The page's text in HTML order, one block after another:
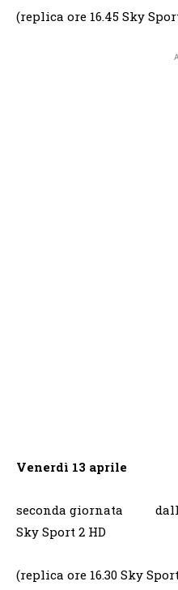
(replica ore 16.45 Sky
Venerdì 13 aprile
seconda giornata
Sky Sport 2 HD
(replica ore 16.30 Sky